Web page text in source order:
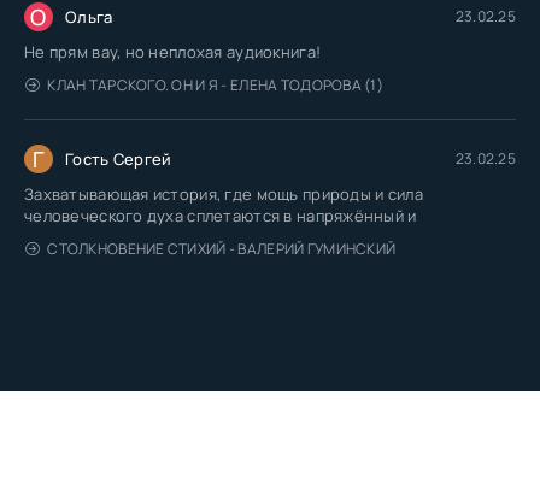
О Ольга 23.02.25
Не прям вау, но неплохая аудиокнига!
КЛАН ТАРСКОГО. ОН И Я - ЕЛЕНА ТОДОРОВА (1)
Г Гость Сергей 23.02.25
Захватывающая история, где мощь природы и сила
человеческого духа сплетаются в напряжённый и
СТОЛКНОВЕНИЕ СТИХИЙ - ВАЛЕРИЙ ГУМИНСКИЙ